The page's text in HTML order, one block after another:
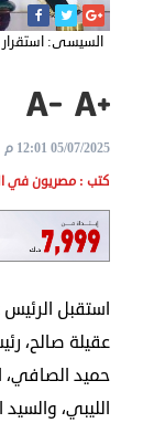
للمصريين
المعاملات
القنصلية
الدبلوماسية
الجالية
الصحفيون
المصريون
السيسى: استقرار
05/07/2025 12:01 م
كتب : مصريون في
استقبل الرئيس
عقيلة صالح،
حميد الصافي،
الليبي،